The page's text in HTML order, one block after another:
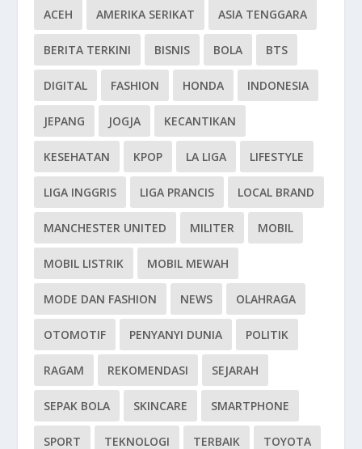
ACEH AMERIKA SERIKAT ASIA TENGGARA
BERITA TERKINI BISNIS BOLA BTS
DIGITAL FASHION HONDA INDONESIA
JEPANG JOGJA KECANTIKAN
KESEHATAN KPOP LA LIGA LIFESTYLE
LIGA INGGRIS LIGA PRANCIS LOCAL BRAND
MANCHESTER UNITED MILITER MOBIL
MOBIL LISTRIK MOBIL MEWAH
MODE DAN FASHION NEWS OLAHRAGA
OTOMOTIF PENYANYI DUNIA POLITIK
RAGAM REKOMENDASI SEJARAH
SEPAK BOLA SKINCARE SMARTPHONE
SPORT TEKNOLOGI TERBAIK TOYOTA